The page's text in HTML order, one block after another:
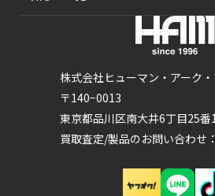
株式会社ヒューマン・アーク
〒140−0013
東京都品川区南大井6丁目25番
買取査定/製品のお問い合わせ